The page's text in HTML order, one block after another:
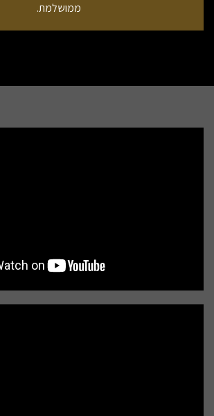
ממושלמת.